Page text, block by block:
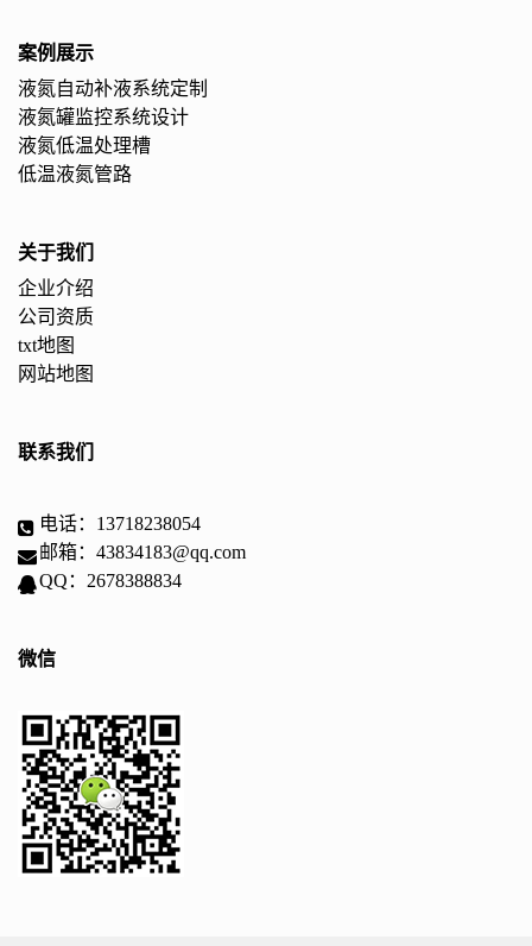
案例展示
液氮自动补液系统定制
液氮罐监控系统设计
液氮低温处理槽
低温液氮管路
关于我们
企业介绍
公司资质
txt地图
网站地图
联系我们
电话：13718238054
邮箱：43834183@qq.com
QQ：2678388834
微信